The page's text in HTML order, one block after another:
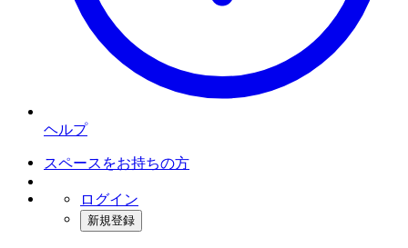
ヘルプ
スペースをお持ちの方
ログイン
新規登録